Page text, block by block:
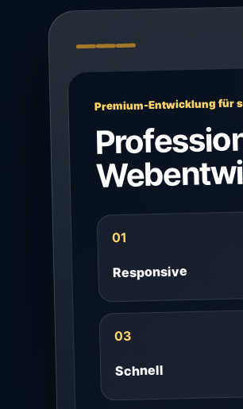
Premium-Entwicklung für
01
Responsive
03
Schnell